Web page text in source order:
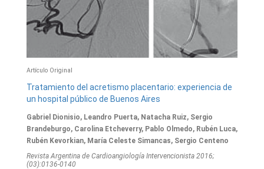
Artículo Original
Tratamiento del acretismo placentario: experiencia de
un hospital público de Buenos Aires
Gabriel Dionisio, Leandro Puerta, Natacha Ruiz, Sergio
Brandeburgo, Carolina Etcheverry, Pablo Olmedo, Rubén Luca,
Rubén Kevorkian, María Celeste Simancas, Sergio Centeno
Revista Argentina de Cardioangiologí­a Intervencionista 2016;
(03):0136-0140